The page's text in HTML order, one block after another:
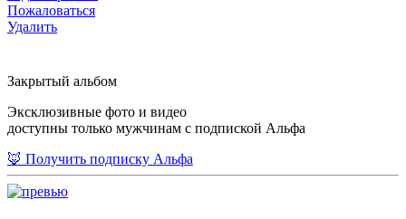
Пожаловаться
Удалить
Закрытый альбом
Эксклюзивные фото и видео
доступны только мужчинам с подпиской Альфа
🦊 Получить подписку Альфа